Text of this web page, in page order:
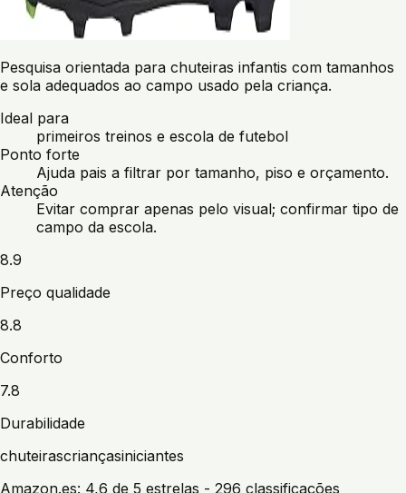
Pesquisa orientada para chuteiras infantis com tamanhos
e sola adequados ao campo usado pela criança.
Ideal para
primeiros treinos e escola de futebol
Ponto forte
Ajuda pais a filtrar por tamanho, piso e orçamento.
Atenção
Evitar comprar apenas pelo visual; confirmar tipo de
campo da escola.
8.9
Preço qualidade
8.8
Conforto
7.8
Durabilidade
chuteirascriançasiniciantes
Amazon.es: 4,6 de 5 estrelas - 296 classificações